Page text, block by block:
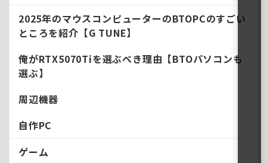
2025年のマウスコンピューターのBTOPCのすごい
ところを紹介【G TUNE】
俺がRTX5070Tiを選ぶべき理由【BTOパソコンも
選ぶ】
周辺機器
自作PC
ゲーム